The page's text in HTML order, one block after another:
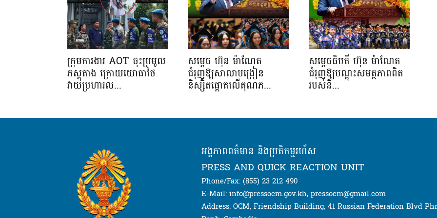
ក្រុមការងារ AOT ចុះប្រមូល
ភស្តុតាង ក្រោយយោធាថៃ
វាយប្រហារល...
សម្តេច ហ៊ុន ម៉ាណែត
ជំរុញឱ្យសាលាបង្រៀន
និស្សិតផ្តោតលើគុណភ...
សម្តេចធិបតី ហ៊ុន ម៉ាណែត
ជំរុញឱ្យបណ្តុះសមត្ថភាពពិត
របស់និ...
អង្គភាពពត៌មាន និងប្រតិកម្មរហ័ស
PRESS AND QUICK REACTION UNIT
Phone/Fax: (855) 23 212 490
E-Mail: info@pressocm.gov.kh, pressocm@gmail.com
Address: OCM, Friendship Building, 41 Russian Federation Blvd